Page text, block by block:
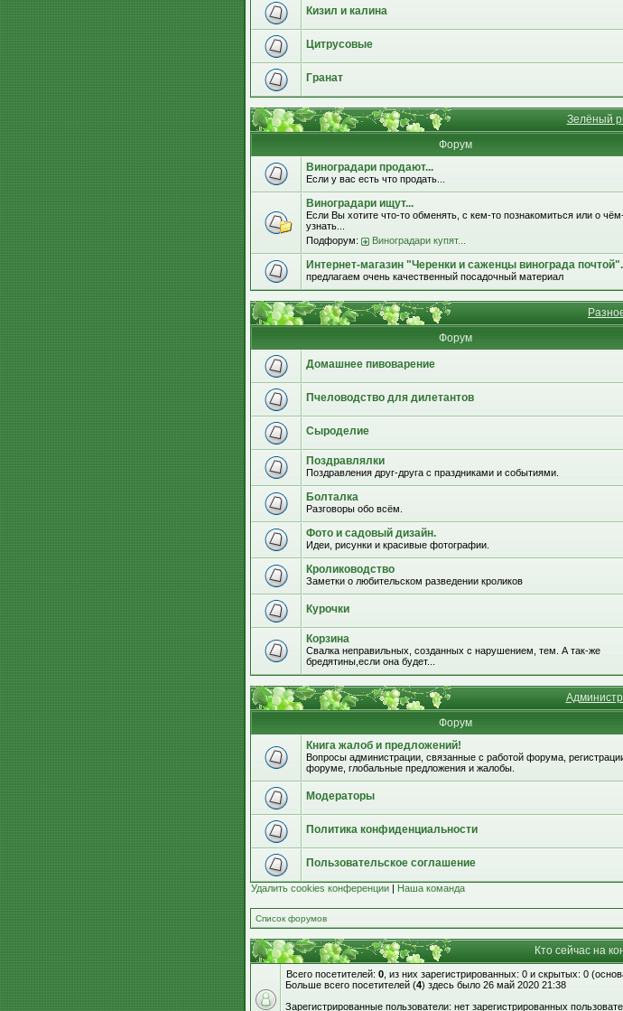
Кизил и калина
Цитрусовые
Гранат
Зелёный
Форум
Виноградари продают...
Если у вас есть что продать...
Виноградари ищут...
Если Вы хотите что-то обменять, с кем-то познакомиться или о
узнать...
Подфорум:
Виноградари купят...
Интернет-магазин "Черенки и саженцы винограда почтой".
предлагаем очень качественный посадочный материал
Форум
Домашнее пивоварение
Пчеловодство для дилетантов
Сыроделие
Поздравлялки
Поздравления друг-друга с праздниками и событиями.
Болталка
Разговоры обо всём.
Фото и садовый дизайн.
Идеи, рисунки и красивые фотографии.
Кролиководство
Заметки о любительском разведении кроликов
Курочки
Корзина
Свалка неправильных, созданных с нарушением, тем. А так-же
бредятины,если она будет...
Форум
Книга жалоб и предложений!
Вопросы администрации, связанные с работой форума,
форуме, глобальные предложения и жалобы.
Модераторы
Политика конфиденциальности
Пользовательское соглашение
Удалить cookies конференции | Наша команда
Список форумов
Кто сейчас на
Всего посетителей: 0 , из них зарегистрированных: 0 и скрытых: 0
Больше всего посетителей (4) здесь было 26 май 2020 21:38
Зарегистрированные пользователи: нет зарегистрированных